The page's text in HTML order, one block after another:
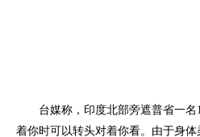
台媒称，印度北部旁遮普省一
着你时可以转头对着你看。由于身